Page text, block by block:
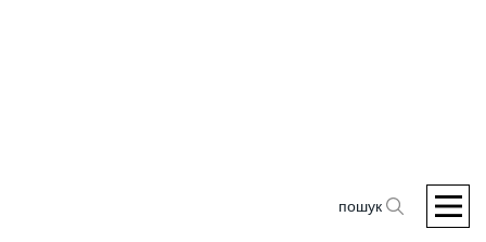
пошук